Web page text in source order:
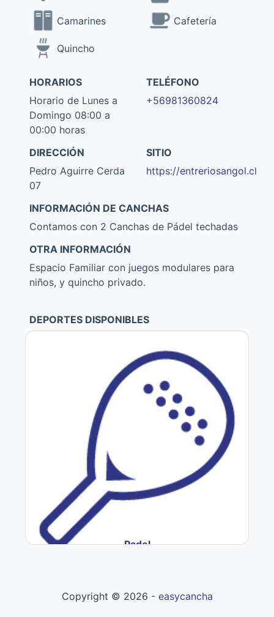
Camarines Cafetería
Quincho
HORARIOS
Horario de Lunes a
Domingo 08:00 a
00:00 horas
TELÉFONO
+56981360824
DIRECCIÓN
Pedro Aguirre Cerda
07
SITIO
https://entreriosangol.cl
INFORMACIÓN DE CANCHAS
Contamos con 2 Canchas de Pádel techadas
OTRA INFORMACIÓN
Espacio Familiar con juegos modulares para
niños, y quincho privado.
DEPORTES DISPONIBLES
Padel
Copyright © 2026 - easycancha